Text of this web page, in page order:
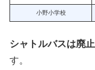
小野小学校
シャトルバスは廃止
す。